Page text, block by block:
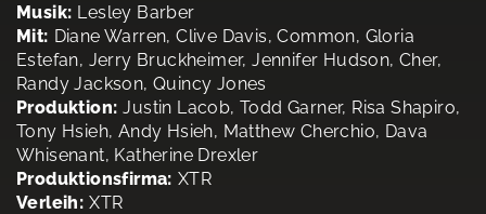
Musik: Lesley Barber
Mit: Diane Warren, Clive Davis, Common, Gloria
Estefan, Jerry Bruckheimer, Jennifer Hudson, Cher,
Randy Jackson, Quincy Jones
Produktion: Justin Lacob, Todd Garner, Risa Shapiro,
Tony Hsieh, Andy Hsieh, Matthew Cherchio, Dava
Whisenant, Katherine Drexler
Produktionsfirma: XTR
Verleih: XTR